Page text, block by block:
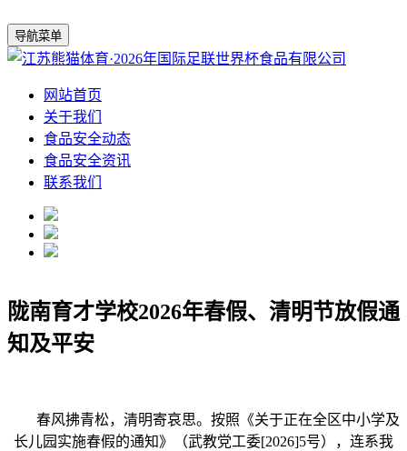
导航菜单
网站首页
关于我们
食品安全动态
食品安全资讯
联系我们
陇南育才学校2026年春假、清明节放假通
知及平安
春风拂青松，清明寄哀思。按照《关于正在全区中小学及
长儿园实施春假的通知》（武教党工委[2026]5号），连系我